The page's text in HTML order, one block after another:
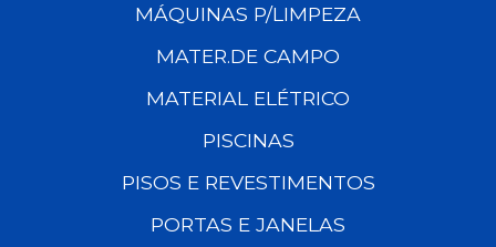
MÁQUINAS P/LIMPEZA
MATER.DE CAMPO
MATERIAL ELÉTRICO
PISCINAS
PISOS E REVESTIMENTOS
PORTAS E JANELAS